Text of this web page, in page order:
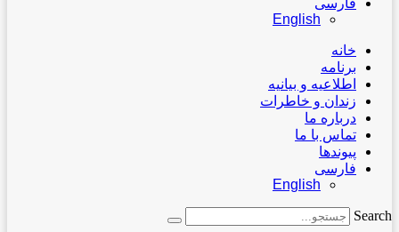
فارسی
English
خانه
برنامه
اطلاعیه و بیانیه
زندان و خاطرات
درباره ما
تماس با ما
پیوندها
فارسی
English
Search